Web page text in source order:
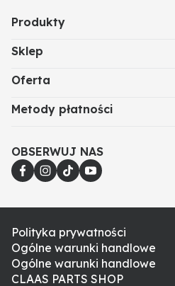
Produkty
Sklep
Oferta
Metody płatności
OBSERWUJ NAS
Polityka prywatności
Ogólne warunki handlowe
Ogólne warunki handlowe
CLAAS PARTS SHOP